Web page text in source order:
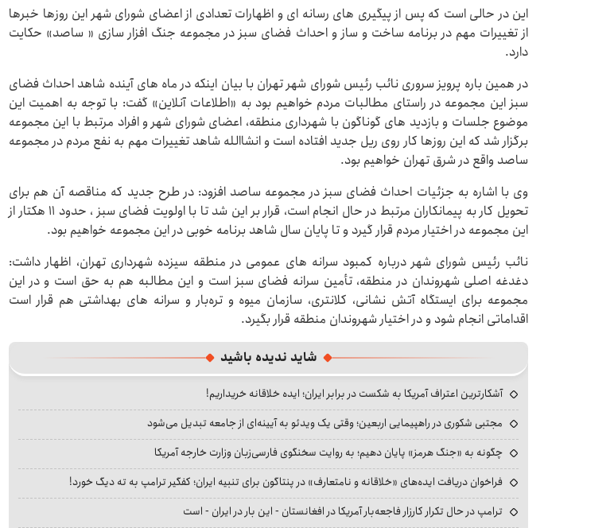
این در حالی است که پس از پیگیری های رسانه ای و اظهارات تعدادی از اعضای شورای شهر این روزها خبرها
از تغییرات مهم در برنامه ساخت و ساز و احداث فضای سبز در مجموعه جنگ افزار سازی « ساصد» حکایت
دارد.
در همین باره پرویز سروری نائب رئیس شورای شهر تهران با بیان اینکه در ماه های آینده شاهد احداث فضای
سبز این مجموعه در راستای مطالبات مردم خواهیم بود به «اطلاعات آنلاین» گفت: با توجه به اهمیت این
موضوع جلسات و بازدید های گوناگون با شهرداری منطقه، اعضای شورای شهر و افراد مرتبط با این مجموعه
برگزار شد که این روزها کار روی ریل جدید افتاده است و انشاالله شاهد تغییرات مهم به نفع مردم در مجموعه
ساصد واقع در شرق تهران خواهیم بود.
وی با اشاره به جزئیات احداث فضای سبز در مجموعه ساصد افزود: در طرح جدید که مناقصه آن هم برای
تحویل کار به پیمانکاران مرتبط در حال انجام است، قرار بر این شد تا با اولویت فضای سبز ، حدود ۱۱ هکتار از
این مجموعه در اختیار مردم قرار گیرد و تا پایان سال شاهد برنامه خوبی در این مجموعه خواهیم بود.
نائب رئیس شورای شهر درباره کمبود سرانه های عمومی در منطقه سیزده شهرداری تهران، اظهار داشت:
دغدغه اصلی شهروندان در منطقه، تأمین سرانه فضای سبز است و این مطالبه هم به حق است و در این
مجموعه برای ایستگاه آتش نشانی، کلانتری، سازمان میوه و تره‌بار و سرانه های بهداشتی هم قرار است
اقداماتی انجام شود و در اختیار شهروندان منطقه قرار بگیرد.
شاید ندیده باشید
آشکارترین اعتراف آمریکا به شکست در برابر ایران؛ ایده خلاقانه خریداریم!
مجتبی شکوری در راهپیمایی اربعین؛ وقتی یک ویدئو به آیینه‌ای از جامعه تبدیل می‌شود
چگونه به «جنگ هرمز» پایان دهیم؛ به روایت سخنگوی فارسی‌زبان وزارت خارجه آمریکا
فراخوان دریافت ایده‌های «خلاقانه و نامتعارف» در پنتاگون برای تنبیه ایران؛ کفگیر ترامپ به ته دیگ خورد!
ترامپ در حال تکرار کارزار فاجعه‌بار آمریکا در افغانستان - این بار در ایران - است